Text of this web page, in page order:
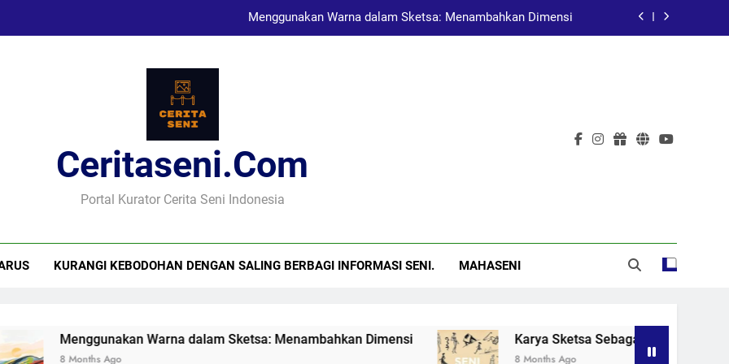
Menggunakan Warna dalam Sketsa: Menambahkan Dimensi
Seni Visual dan Implikasi Sosial: Menggugah Kesadaran Melalui Karya
Menggunakan Warna dalam Sketsa: Menambahkan Dimensi
Karya Sketsa Sebagai Alat Pembelajaran dalam Pendidikan Seni
Ceritaseni.com
Portal Kurator Cerita Seni Indonesia
KURANGI KEBODOHAN DENGAN SALING BERBAGI INFORMASI SENI. MAHASENI
Menggunakan Warna dalam Sketsa: Menambahkan Dimensi
8 Months Ago
Karya Sketsa Sebagai Alat Pembelajaran
8 Months Ago